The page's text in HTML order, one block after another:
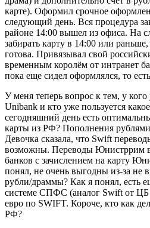
карте). Оформил срочное
следующий день. Вся процедура
районе 14:00 вышел из офиса. На
забирать карту в 14:00 или
готова. Привязывал свой
временным королём от интранет
пока еще сидел оформлялся, то есть
У меня теперь вопрос к тем, у кого
Unibank и кто уже пользуется
сегодняшний день есть
карты из РФ? Пополнения
Девочка сказала, что Swift
возможны. Переводы Юнистррим в
банков с зачислением на карту
понял, не очень выгодны из-за не
рубли/драммы? Как я понял, есть
системе СПФС (аналог Swift от
евро по SWIFT. Короче, кто как
РФ?